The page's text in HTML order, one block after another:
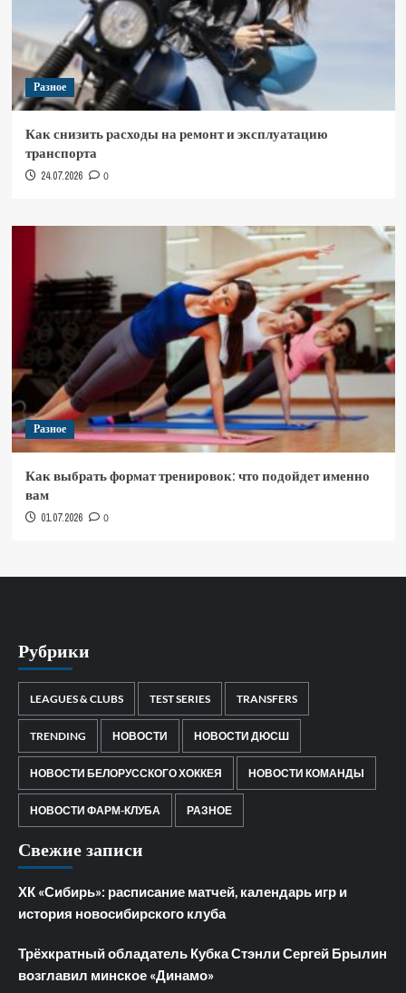
Разное
Как снизить расходы на ремонт и эксплуатацию
транспорта
24.07.2026 0
Разное
Как выбрать формат тренировок: что подойдет именно
вам
01.07.2026 0
Рубрики
LEAGUES & CLUBS TEST SERIES TRANSFERS
TRENDING НОВОСТИ НОВОСТИ ДЮСШ
НОВОСТИ БЕЛОРУССКОГО ХОККЕЯ НОВОСТИ КОМАНДЫ
НОВОСТИ ФАРМ-КЛУБА РАЗНОЕ
Свежие записи
ХК «Сибирь»: расписание матчей, календарь игр и
история новосибирского клуба
Трёхкратный обладатель Кубка Стэнли Сергей Брылин
возглавил минское «Динамо»